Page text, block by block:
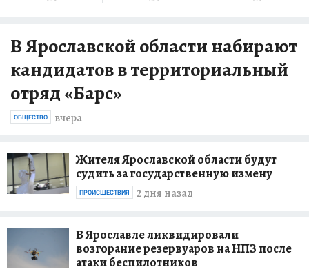
В Ярославской области набирают
кандидатов в территориальный
отряд «Барс»
вчера
ОБЩЕСТВО
Жителя Ярославской области будут
судить за государственную измену
2 дня назад
ПРОИСШЕСТВИЯ
В Ярославле ликвидировали
возгорание резервуаров на НПЗ после
атаки беспилотников